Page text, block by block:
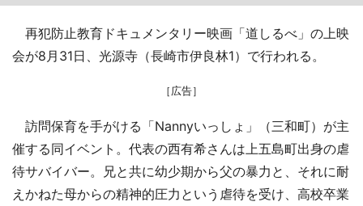
再犯防止教育ドキュメンタリー映画「道しるべ」の上映
会が8月31日、光源寺（長崎市伊良林1）で行われる。
［広告］
訪問保育を手がける「Nannyいっしょ」（三和町）が主
催する同イベント。代表の西有希さんは上五島町出身の虐
待サバイバー。兄と共に幼少期から父の暴力と、それに耐
えかねた母からの精神的圧力という虐待を受け、高校卒業